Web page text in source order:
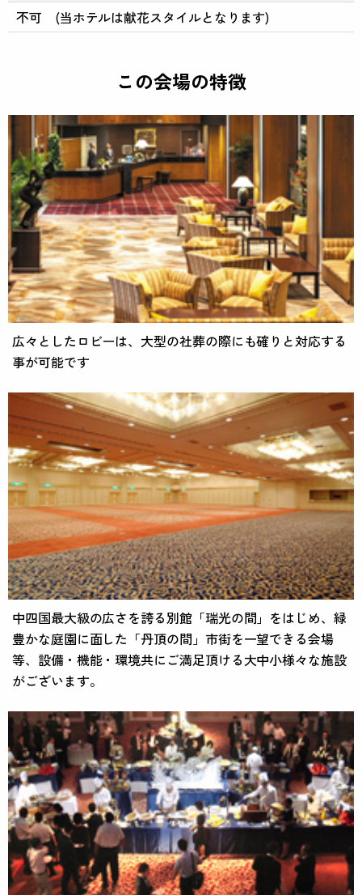
不可 (当ホテルは献花スタイルとなります)
この会場の特徴
広々としたロビーは、大型の社葬の際にも確りと対応する
事が可能です
中四国最大級の広さを誇る別館「瑞光の間」をはじめ、緑
豊かな庭園に面した「丹頂の間」市街を一望できる会場
等、設備・機能・環境共にご満足頂ける大中小様々な施設
がございます。